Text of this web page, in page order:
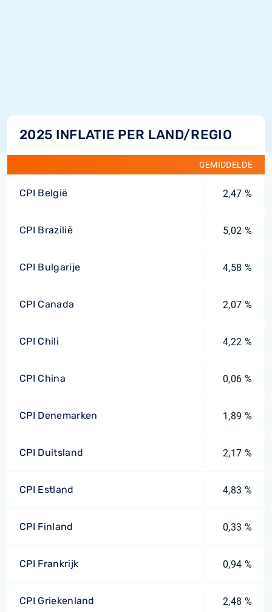
2025 INFLATIE PER LAND/REGIO
GEMIDDELDE
CPI België 2,47 %
CPI Brazilië 5,02 %
CPI Bulgarije 4,58 %
CPI Canada 2,07 %
CPI Chili 4,22 %
CPI China 0,06 %
CPI Denemarken 1,89 %
CPI Duitsland 2,17 %
CPI Estland 4,83 %
CPI Finland 0,33 %
CPI Frankrijk 0,94 %
CPI Griekenland 2,48 %